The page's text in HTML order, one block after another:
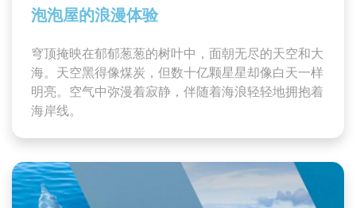
泡泡屋的浪漫体验
穹顶掩映在郁郁葱葱的树叶中，面朝无尽的天空和大
海。天空黑得像煤炭，但数十亿颗星星却像白天一样
明亮。空气中弥漫着寂静，伴随着海浪轻轻地拥抱着
海岸线。